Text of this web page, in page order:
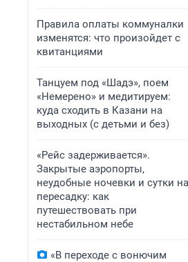
Правила оплаты коммуналки
изменятся: что произойдет с
квитанциями
Танцуем под «Шадэ», поем
«Немерено» и медитируем:
куда сходить в Казани на
выходных (с детьми и без)
«Рейс задерживается».
Закрытые аэропорты,
неудобные ночевки и сутки на
пересадку: как
путешествовать при
нестабильном небе
«В переходе с вонючим